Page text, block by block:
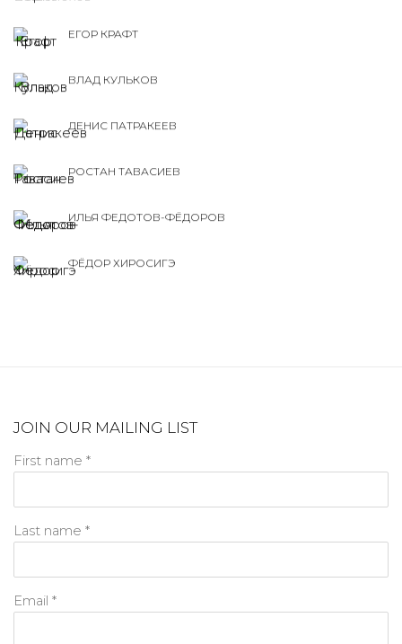
ЕГОР КРАФТ
ВЛАД КУЛЬКОВ
ДЕНИС ПАТРАКЕЕВ
РОСТАН ТАВАСИЕВ
ИЛЬЯ ФЕДОТОВ-ФЁДОРОВ
ФЁДОР ХИРОСИГЭ
JOIN OUR MAILING LIST
First name *
Last name *
Email *